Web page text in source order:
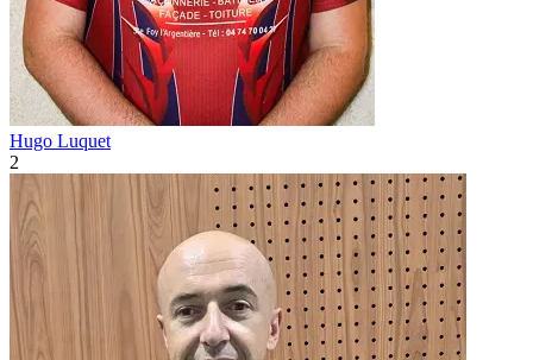
Hugo Luquet
2